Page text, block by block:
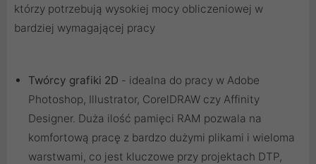
którzy potrzebują wysokiej mocy obliczeniowej w
bardziej wymagającej pracy
Twórcy grafiki 2D - idealna do pracy w Adobe
Photoshop, Illustrator, CorelDRAW czy Affinity
Designer. Duża ilość pamięci RAM pozwala na
komfortową pracę z bardzo dużymi plikami i wieloma
warstwami, co jest kluczowe przy projektach DTP,